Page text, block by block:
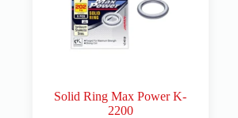
Solid Ring Max Power K-
2200